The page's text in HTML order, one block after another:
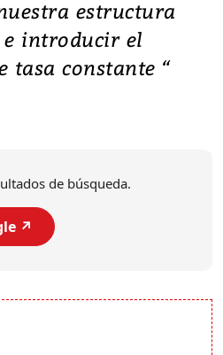
estructura
introducir el
tasa constante “
de búsqueda.
↗️
en Kumamoto
terremoto de magnitud
se registró este martes 28 de